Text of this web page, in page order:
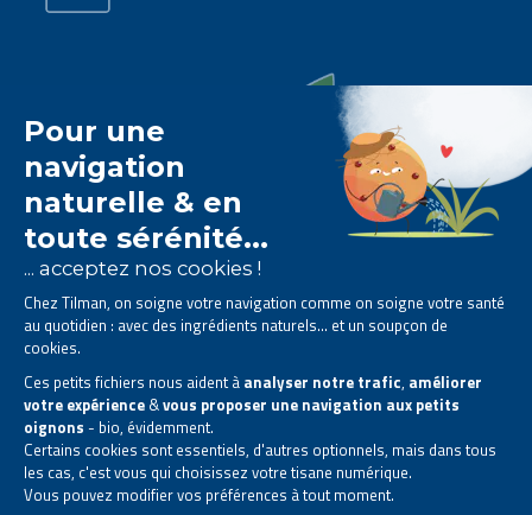
Le laboratoire Tilman estspécialisé dans la
Il vous propose dessolutions naturelles à base de
plantes.
Des produits conçus pour améliorer votre quotidien.
Tous droits réservés. © 2026 Tilman